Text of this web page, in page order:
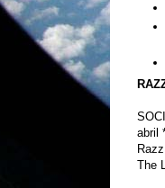
abril
The